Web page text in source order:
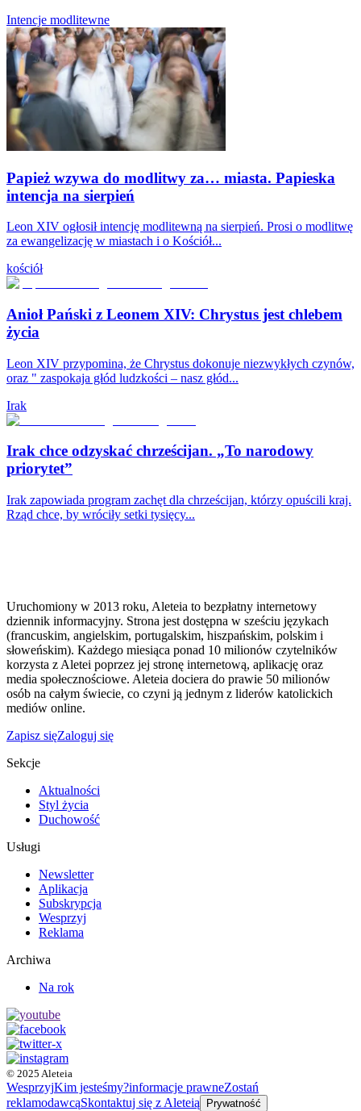
Intencje modlitewne
Papież wzywa do modlitwy za… miasta. Papieska
intencja na sierpień
Leon XIV ogłosił intencję modlitewną na sierpień. Prosi o modlitwę
za ewangelizację w miastach i o Kościół...
kościół
Anioł Pański z Leonem XIV: Chrystus jest chlebem
życia
Leon XIV przypomina, że Chrystus dokonuje niezwykłych czynów,
oraz " zaspokaja głód ludzkości – nasz głód...
Irak
Irak chce odzyskać chrześcijan. „To narodowy
priorytet”
Irak zapowiada program zachęt dla chrześcijan, którzy opuścili kraj.
Rząd chce, by wróciły setki tysięcy...
Uruchomiony w 2013 roku, Aleteia to bezpłatny internetowy
dziennik informacyjny. Strona jest dostępna w sześciu językach
(francuskim, angielskim, portugalskim, hiszpańskim, polskim i
słoweńskim). Każdego miesiąca ponad 10 milionów czytelników
korzysta z Aletei poprzez jej stronę internetową, aplikację oraz
media społecznościowe. Aleteia dociera do prawie 50 milionów
osób na całym świecie, co czyni ją jednym z liderów katolickich
mediów online.
Zapisz sięZaloguj się
Sekcje
Aktualności
Styl życia
Duchowość
Usługi
Newsletter
Aplikacja
Subskrypcja
Wesprzyj
Reklama
Archiwa
Na rok
© 2025 Aleteia
WesprzyjKim jesteśmy?informacje prawneZostań
reklamodawcąSkontaktuj się z Aleteią Prywatność